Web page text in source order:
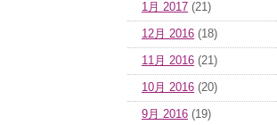
1月 2017 (21)
12月 2016 (18)
11月 2016 (21)
10月 2016 (20)
9月 2016 (19)